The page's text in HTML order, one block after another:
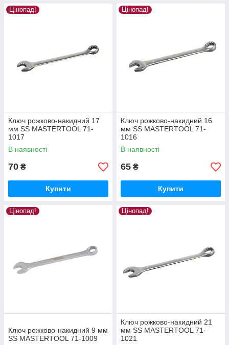
Цінопад!
Ключ рожково-накидний 17
мм SS MASTERTOOL 71-
1017
В наявності
70 ₴
Купити
Цінопад!
Ключ рожково-накидний 16
мм SS MASTERTOOL 71-
1016
В наявності
65 ₴
Купити
Цінопад!
Ключ рожково-накидний 9 мм
SS MASTERTOOL 71-1009
Цінопад!
Ключ рожково-накидний 21
мм SS MASTERTOOL 71-
1021